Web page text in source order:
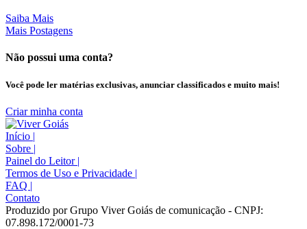
Saiba Mais
Mais Postagens
Não possui uma conta?
Você pode ler matérias exclusivas, anunciar classificados e muito mais!
Criar minha conta
Início |
Sobre |
Painel do Leitor |
Termos de Uso e Privacidade |
FAQ |
Contato
Produzido por Grupo Viver Goiás de comunicação - CNPJ:
07.898.172/0001-73